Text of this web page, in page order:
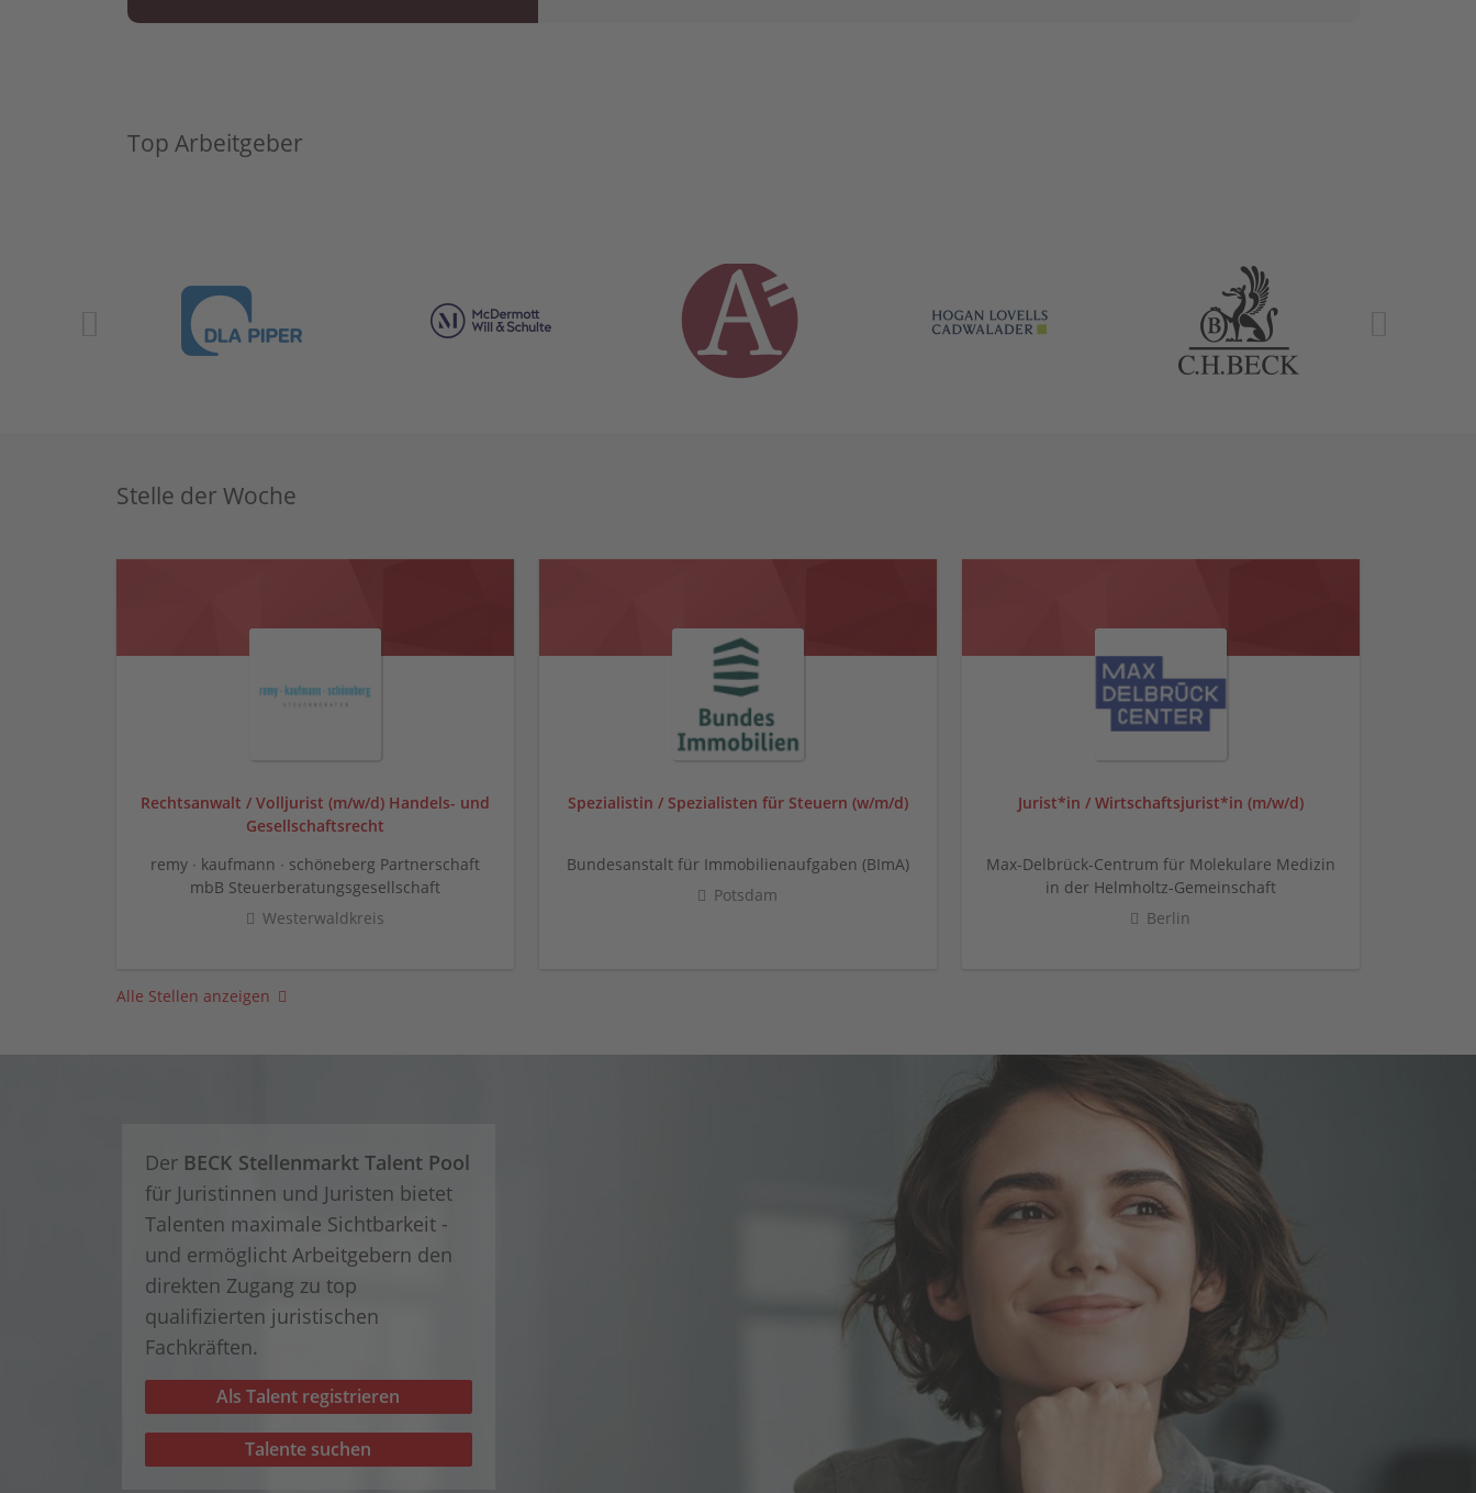
Top Arbeitgeber
Stelle der Woche
Rechtsanwalt / Volljurist (m/w/d) Handels- und
Gesellschaftsrecht
remy ∙ kaufmann ∙ schöneberg Partnerschaft
mbB Steuerberatungsgesellschaft
Westerwaldkreis
Spezialistin / Spezialisten für Steuern (w/m/d)
Bundesanstalt für Immobilienaufgaben (BImA)
Potsdam
Jurist*in / Wirtschafts­jurist*in (m/w/d)
Max-Delbrück-Centrum für Molekulare Medizin
in der Helmholtz-Gemeinschaft
Berlin
Alle Stellen anzeigen
Der BECK Stellenmarkt Talent Pool
für Juristinnen und Juristen bietet
Talenten maximale Sichtbarkeit -
und ermöglicht Arbeitgebern den
direkten Zugang zu top
qualifizierten juristischen
Fachkräften.
Als Talent registrieren
Talente suchen